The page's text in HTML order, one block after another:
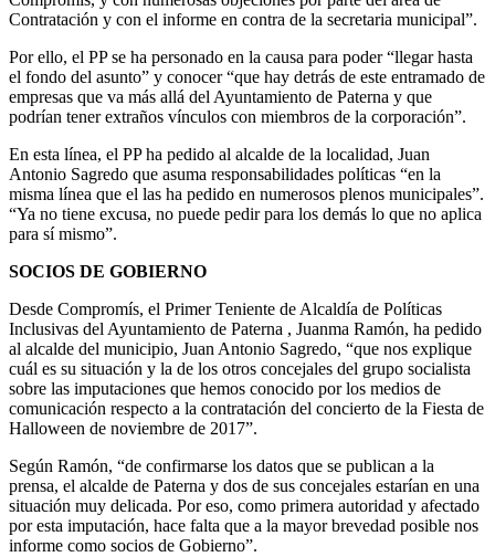
Contratación y con el informe en contra de la secretaria municipal”.
Por ello, el PP se ha personado en la causa para poder “llegar hasta
el fondo del asunto” y conocer “que hay detrás de este entramado de
empresas que va más allá del Ayuntamiento de Paterna y que
podrían tener extraños vínculos con miembros de la corporación”.
En esta línea, el PP ha pedido al alcalde de la localidad, Juan
Antonio Sagredo que asuma responsabilidades políticas “en la
misma línea que el las ha pedido en numerosos plenos municipales”.
“Ya no tiene excusa, no puede pedir para los demás lo que no aplica
para sí mismo”.
SOCIOS DE GOBIERNO
Desde Compromís, el Primer Teniente de Alcaldía de Políticas
Inclusivas del Ayuntamiento de Paterna , Juanma Ramón, ha pedido
al alcalde del municipio, Juan Antonio Sagredo, “que nos explique
cuál es su situación y la de los otros concejales del grupo socialista
sobre las imputaciones que hemos conocido por los medios de
comunicación respecto a la contratación del concierto de la Fiesta de
Halloween de noviembre de 2017”.
Según Ramón, “de confirmarse los datos que se publican a la
prensa, el alcalde de Paterna y dos de sus concejales estarían en una
situación muy delicada. Por eso, como primera autoridad y afectado
por esta imputación, hace falta que a la mayor brevedad posible nos
informe como socios de Gobierno”.